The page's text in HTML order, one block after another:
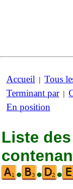
Accueil | Tous
Terminant par|
En position
Liste
•
• •